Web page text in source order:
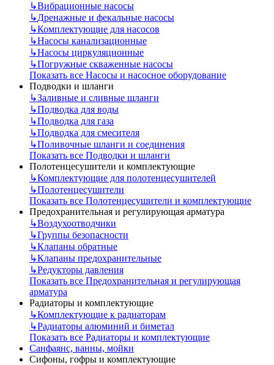
↳Вибрационные насосы
↳Дренажные и фекальные насосы
↳Комплектующие для насосов
↳Насосы канализационные
↳Насосы циркуляционные
↳Погружные скваженные насосы
Показать все Насосы и насосное оборудование
Подводки и шланги
↳Заливные и сливные шланги
↳Подводка для воды
↳Подводка для газа
↳Подводка для смесителя
↳Поливочные шланги и соединения
Показать все Подводки и шланги
Полотенцесушители и комплектующие
↳Комплектующие для полотенцесушителей
↳Полотенцесушители
Показать все Полотенцесушители и комплектующие
Предохранительная и регулирующая арматура
↳Воздухоотводчики
↳Группы безопасности
↳Клапаны обратные
↳Клапаны предохранительные
↳Редукторы давления
Показать все Предохранительная и регулирующая
арматура
Радиаторы и комплектующие
↳Комплектующие к радиаторам
↳Радиаторы алюминий и биметал
Показать все Радиаторы и комплектующие
Санфаянс, ванны, мойки
Сифоны, гофры и комплектующие